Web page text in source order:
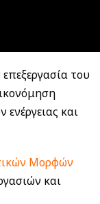
του
και
Μορφών
και